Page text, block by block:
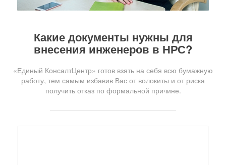
Какие документы нужны для
внесения инженеров в НРС?
«Единый КонсалтЦентр» готов взять на себя всю бумажную
работу, тем самым избавив Вас от волокиты и от риска
получить отказ по формальной причине.